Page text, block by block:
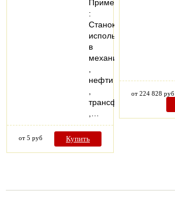
Применение
:
Станок
используется
в
механизме
нефти
трансформаторе
от 5 руб Купить
от 224 828 руб